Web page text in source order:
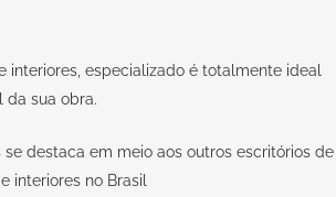
interiores, especializado é totalmente ideal
da sua obra.
se destaca em meio aos outros escritórios de
interiores no Brasil